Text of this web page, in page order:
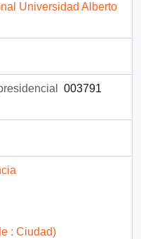
Universidad Alberto
003791
: Ciudad)